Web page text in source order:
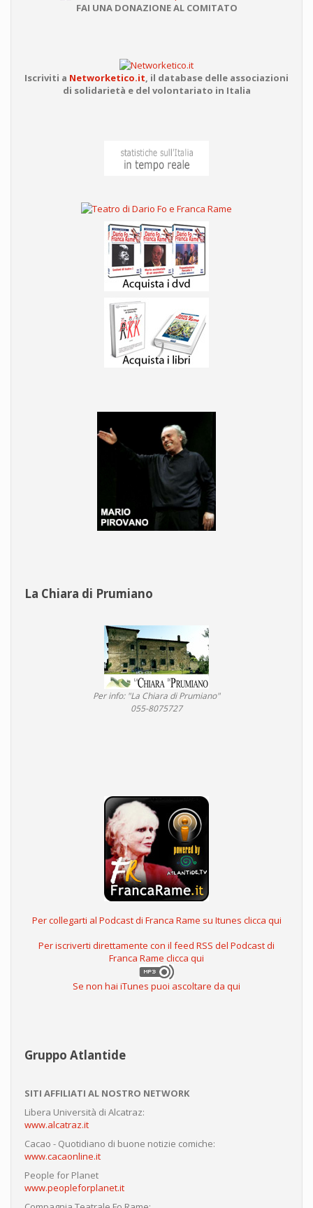
FAI UNA DONAZIONE AL COMITATO
Iscriviti a Networketico.it, il database delle associazioni
di solidarietà e del volontariato in Italia
La Chiara di Prumiano
Per info: "La Chiara di Prumiano"
055-8075727
Per collegarti al Podcast di Franca Rame su Itunes clicca qui
Per iscriverti direttamente con il feed RSS del Podcast di
Franca Rame clicca qui
Se non hai iTunes puoi ascoltare da qui
Gruppo Atlantide
SITI AFFILIATI AL NOSTRO NETWORK
Libera Università di Alcatraz:
www.alcatraz.it
Cacao - Quotidiano di buone notizie comiche:
www.cacaonline.it
People for Planet
www.peopleforplanet.it